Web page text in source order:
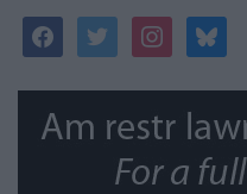
facebooktwitterinstagram